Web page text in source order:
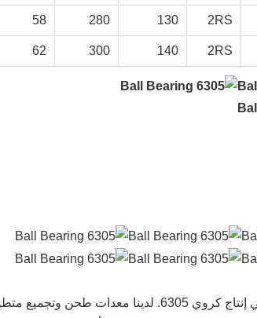
2RS
130
280
58
2RS
140
300
62